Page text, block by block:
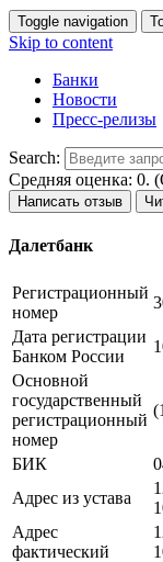
Toggle navigation
Skip to content
Банки
Новости
Пресс-релизы
Search:
Средняя оценка: 0.
Написать отзыв
Далетбанк
Регистрационный
номер
Дата регистрации
Банком России
Основной
государственный
регистрационный
номер
БИК
Адрес из устава
Адрес
фактический